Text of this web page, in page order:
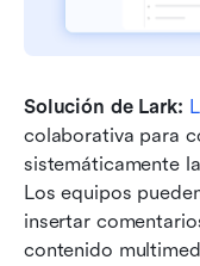
Solución de Lark:
colaborativa para
sistemáticamente
Los equipos
insertar
contenido